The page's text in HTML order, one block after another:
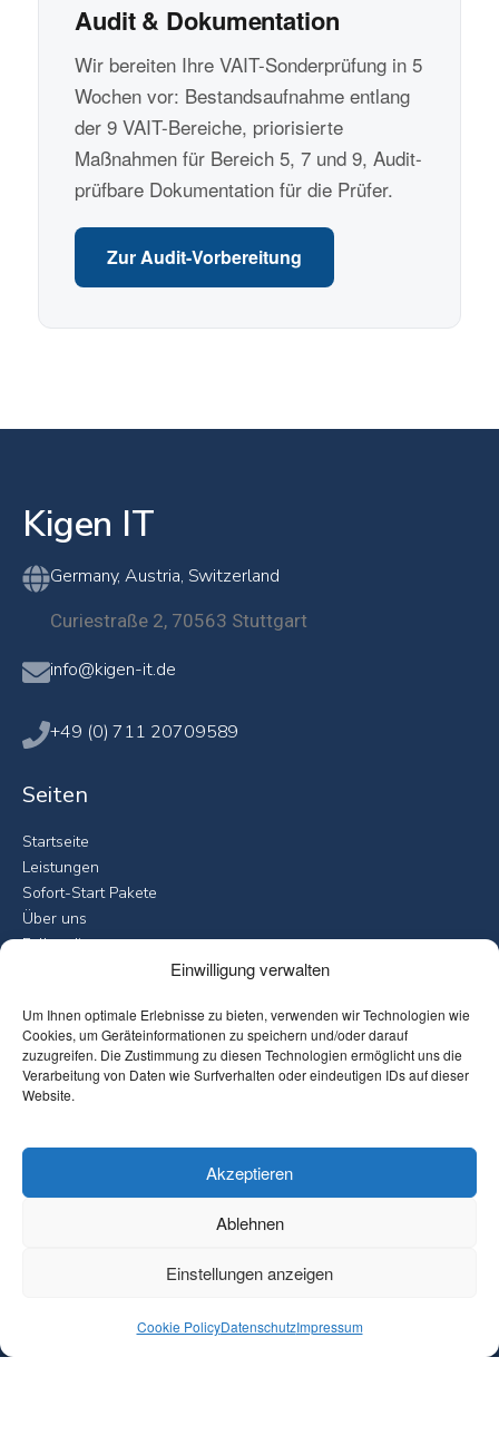
Einwilligung verwalten
Um Ihnen optimale Erlebnisse zu bieten, verwenden wir Technologien wie
Cookies, um Geräteinformationen zu speichern und/oder darauf
zuzugreifen. Die Zustimmung zu diesen Technologien ermöglicht uns die
Verarbeitung von Daten wie Surfverhalten oder eindeutigen IDs auf dieser
Website.
Akzeptieren
Ablehnen
Einstellungen anzeigen
Cookie PolicyDatenschutzImpressum
Audit & Dokumentation
Wir bereiten Ihre VAIT-Sonderprüfung in 5
Wochen vor: Bestandsaufnahme entlang
der 9 VAIT-Bereiche, priorisierte
Maßnahmen für Bereich 5, 7 und 9, Audit-
prüfbare Dokumentation für die Prüfer.
Zur Audit-Vorbereitung
Kigen IT
Germany, Austria, Switzerland
Curiestraße 2, 70563 Stuttgart
info@kigen-it.de
+49 (0) 711 20709589
Seiten
Startseite
Leistungen
Sofort-Start Pakete
Über uns
Fallstudien
Leistungen
Microsoft 365 Compliance Check
ISO 27001 Readiness Assessment
Microsoft 365 Einführung
Microsoft 365 Governance Blueprint
DatenschutzAGB